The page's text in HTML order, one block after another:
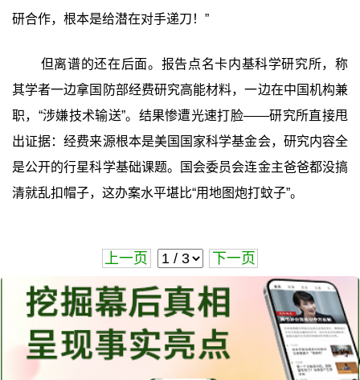
研合作，根本是给潜在对手递刀！”
但离谱的还在后面。报告点名卡内基科学研究所，称
其学者一边拿国防部经费研究高能材料，一边在中国机构兼
职，“涉嫌技术输送”。结果惨遭光速打脸——研究所直接甩
出证据：经费来源根本是美国国家科学基金会，研究内容全
是公开的行星科学基础课题。国会委员会连金主爸爸都没搞
清就乱扣帽子，这办案水平堪比“用地图炮打蚊子”。
上一页 下一页